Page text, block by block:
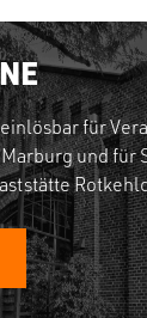
für
und für